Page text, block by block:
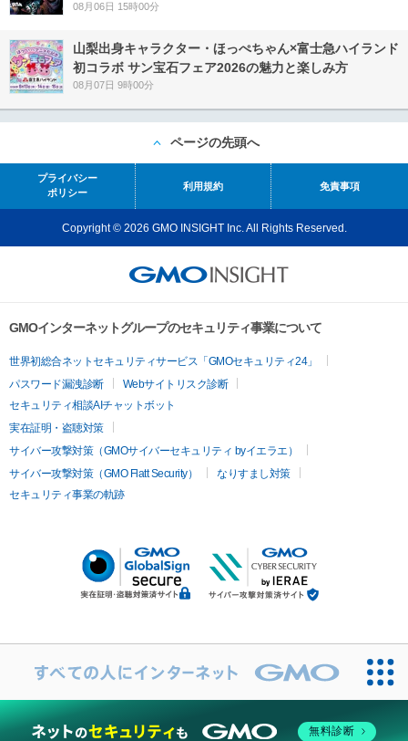
08月06日 15時00分
山梨出身キャラクター・ほっぺちゃん×富士急ハイランド
初コラボ サン宝石フェア2026の魅力と楽しみ方
08月07日 9時00分
ページの先頭へ
プライバシー
ポリシー
利用規約 免責事項
Copyright © 2026 GMO INSIGHT Inc. All Rights Reserved.
GMOインターネットグループのセキュリティ事業について
世界初総合ネットセキュリティサービス「GMOセキュリティ24」
パスワード漏洩診断
Webサイトリスク診断
セキュリティ相談AIチャットボット
実在証明・盗聴対策
サイバー攻撃対策（GMOサイバーセキュリティ byイエラエ）
サイバー攻撃対策（GMO Flatt Security）
なりすまし対策
セキュリティ事業の軌跡
無料診断